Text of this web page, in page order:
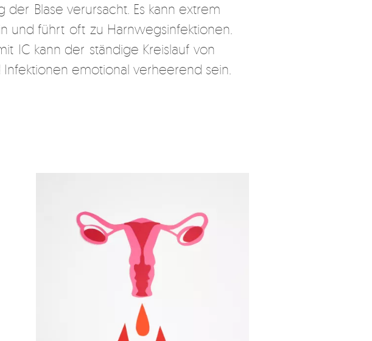
der Blase verursacht. Es kann extrem
und führt oft zu Harnwegsinfektionen.
IC kann der ständige Kreislauf von
emotional verheerend sein.